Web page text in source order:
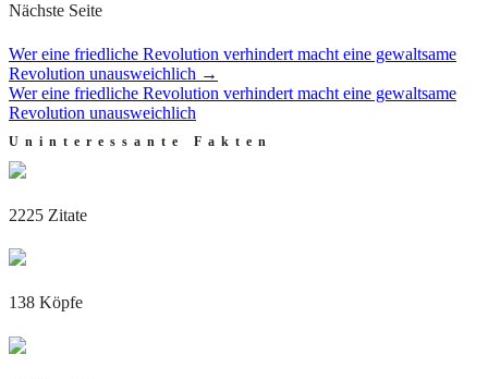
Nächste Seite
Wer eine friedliche Revolution verhindert macht eine gewaltsame
Revolution unausweichlich →
Wer eine friedliche Revolution verhindert macht eine gewaltsame
Revolution unausweichlich
Uninteressante Fakten
2225 Zitate
138 Köpfe